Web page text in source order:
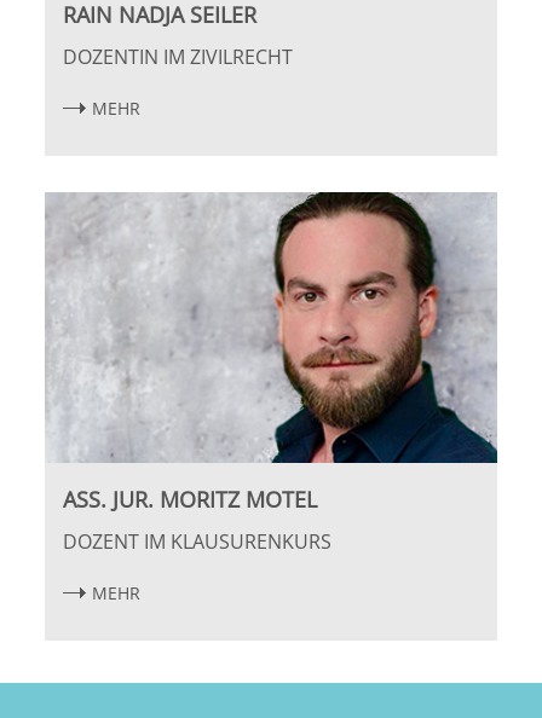
RAIN NADJA SEILER
DOZENTIN IM ZIVILRECHT
MEHR
ASS. JUR. MORITZ MOTEL
DOZENT IM KLAUSURENKURS
MEHR
Wiesbaden
Würzburg